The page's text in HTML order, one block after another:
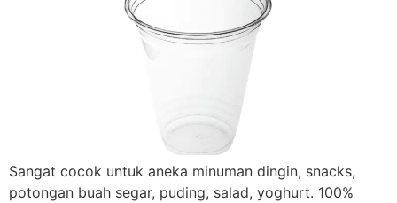
Sangat cocok untuk aneka minuman dingin, snacks,
potongan buah segar, puding, salad, yoghurt. 100%